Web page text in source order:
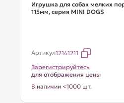
Игрушка для собак мелких
115мм, серия MINI DOGS
Артикул12141211
Зарегистрируйтесь
для отображения цены
В наличии <1000 шт.